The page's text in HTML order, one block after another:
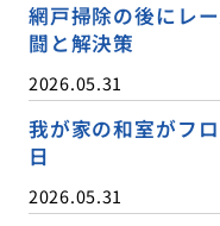
網戸掃除の後にレ
闘と解決策
2026.05.31
我が家の和室がフ
日
2026.05.31